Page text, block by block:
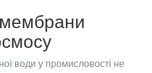
води у промисловості не